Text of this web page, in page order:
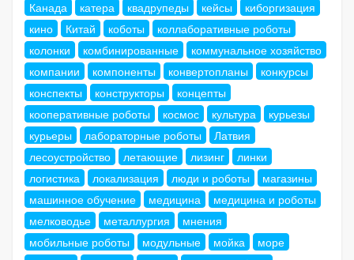
Канада
катера квадрупеды кейсы
киборгизация
кино
Китай коботы
коллаборативные роботы
колонки
комбинированные
коммунальное хозяйство
компании
компоненты конвертопланы
конкурсы
конспекты
конструкторы
концепты
кооперативные роботы
космос культура
курьезы
курьеры
лабораторные роботы
Латвия
лесоустройство
летающие лизинг
линки
логистика
локализация люди и роботы
магазины
машинное обучение
медицина
медицина и роботы
мелководье
металлургия
мнения
мобильные роботы
модульные мойка
море